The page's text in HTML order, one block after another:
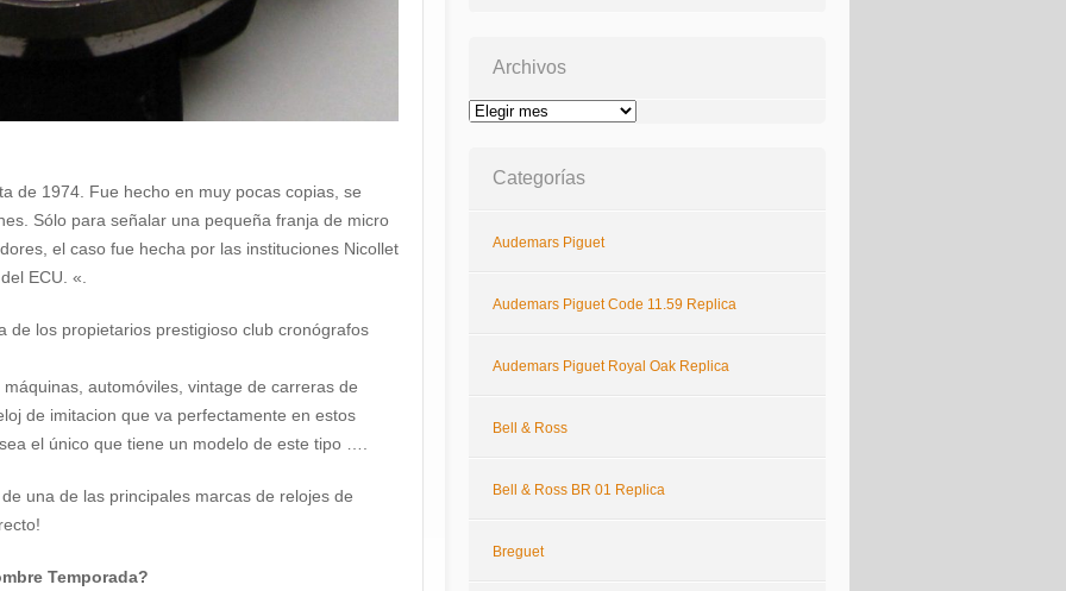
de 1974. Fue hecho en muy pocas copias, se
Sólo para señalar una pequeña franja de micro
el caso fue hecha por las instituciones Nicollet
ECU. «.
de los propietarios prestigioso club cronógrafos
automóviles, vintage de carreras de
de imitacion que va perfectamente en estos
el único que tiene un modelo de este tipo ….
una de las principales marcas de relojes de
Temporada?
Archivos
Archivos
Categorías
Audemars Piguet
Audemars Piguet Code 11.59 Replica
Audemars Piguet Royal Oak Replica
Bell & Ross
Bell & Ross BR 01 Replica
Breguet